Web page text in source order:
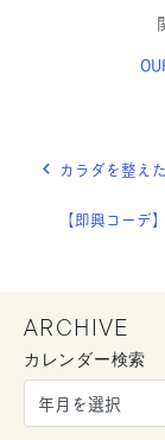
カラダを整えたい！
ARCHIVE
カレンダー検索